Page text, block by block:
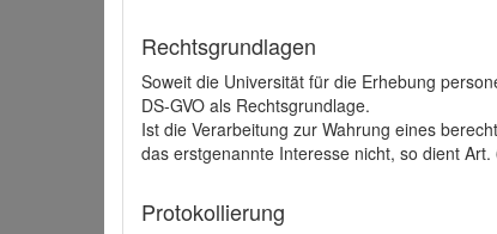
Rechtsgrundlagen
Soweit die Universität für die Erhebung
DS-GVO als Rechtsgrundlage.
Ist die Verarbeitung zur Wahrung eines
das erstgenannte Interesse nicht, so dient
Protokollierung